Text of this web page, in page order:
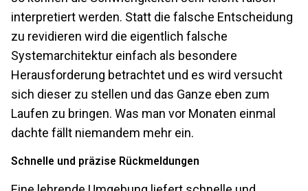
interpretiert werden. Statt die falsche Entscheidung
zu revidieren wird die eigentlich falsche
Systemarchitektur einfach als besondere
Herausforderung betrachtet und es wird versucht
sich dieser zu stellen und das Ganze eben zum
Laufen zu bringen. Was man vor Monaten einmal
dachte fällt niemandem mehr ein.
Schnelle und präzise Rückmeldungen